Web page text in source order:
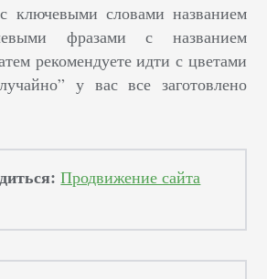
ключевыми словами названием
фразами с названием
рекомендуете идти с цветами
у вас все заготовлено
Продвижение сайта